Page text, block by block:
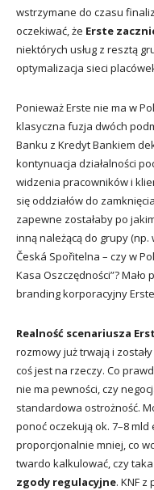
wstrzymane do czasu
oczekiwać, że Erste
niektórych usług z resztą
optymalizacja sieci
Ponieważ Erste nie ma w
klasyczna fuzja dwóch
Banku z Kredyt Bankiem
kontynuacja działalności
widzenia pracowników i
się oddziałów do
zapewne zostałaby po
inną należącą do grupy (np.
Česká Spořitelna – czy w
Kasa Oszczędności”?
branding korporacyjny
Realność scenariusza
rozmowy już trwają i
coś jest na rzeczy. Co
nie ma pewności, czy
standardowa ostrożność.
ponoć oczekują ok. 7–8 mld
proporcjonalnie mniej, co
twardo kalkulować, czy
zgody regulacyjne. KNF